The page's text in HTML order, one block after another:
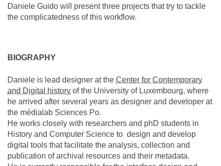
Daniele Guido will present three projects that try to tackle
the complicatedness of this workflow.
BIOGRAPHY
Daniele is lead designer at the Center for Contemporary
and Digital history of the University of Luxembourg, where
he arrived after several years as designer and developer at
the médialab Sciences Po.
He works closely with researchers and phD students in
History and Computer Science to design and develop
digital tools that facilitate the analysis, collection and
publication of archival resources and their metadata.